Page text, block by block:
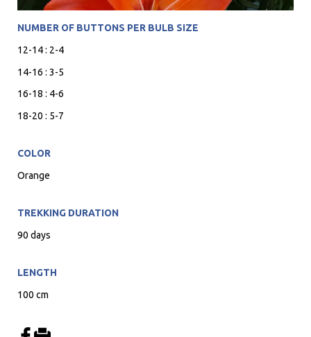
NUMBER OF BUTTONS PER BULB SIZE
12-14 : 2-4
14-16 : 3-5
16-18 : 4-6
18-20 : 5-7
COLOR
Orange
TREKKING DURATION
90 days
LENGTH
100 cm